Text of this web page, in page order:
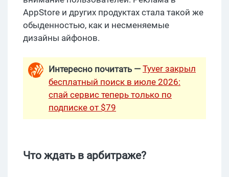
AppStore и других продуктах стала такой же
обыденностью, как и несменяемые
дизайны айфонов.
Интересно почитать — Tyver закрыл
бесплатный поиск в июле 2026:
спай сервис теперь только по
подписке от $79
Что ждать в арбитраже?